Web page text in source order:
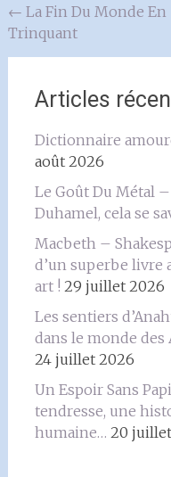
Navigation
de
← La Fin Du Monde En
Trinquant
Articles
Dictionnaire
août 2026
Le Goût Du Métal
Duhamel, cela se
Macbeth –
d’un superbe livre
art ! 29 juillet 2026
Les sentiers
dans le monde des
24 juillet 2026
Un Espoir Sans
tendresse, une
humaine… 20